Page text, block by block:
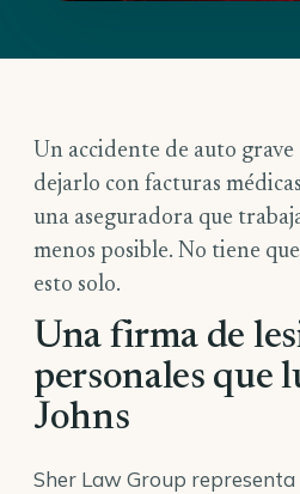
Un accidente de auto grave
dejarlo con facturas
una aseguradora que
menos posible. No tiene
esto solo.
Una firma de
personales que
Johns
Sher Law Group representa